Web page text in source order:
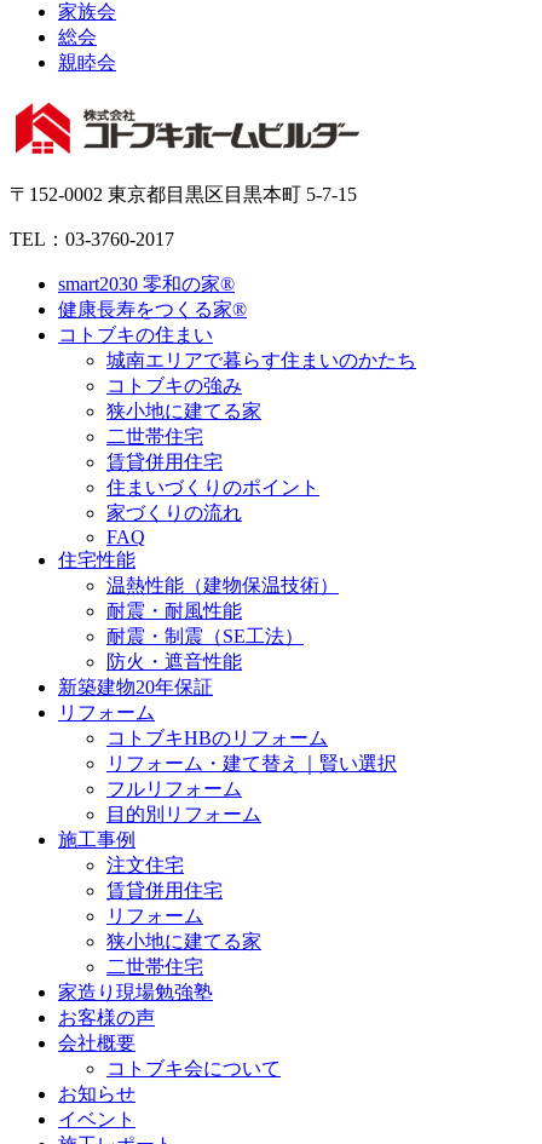
家族会
総会
親睦会
〒152-0002 東京都目黒区目黒本町 5-7-15
TEL：03-3760-2017
smart2030 零和の家®
健康長寿をつくる家®
コトブキの住まい
城南エリアで暮らす住まいのかたち
コトブキの強み
狭小地に建てる家
二世帯住宅
賃貸併用住宅
住まいづくりのポイント
家づくりの流れ
FAQ
住宅性能
温熱性能（建物保温技術）
耐震・耐風性能
耐震・制震（SE工法）
防火・遮音性能
新築建物20年保証
リフォーム
コトブキHBのリフォーム
リフォーム・建て替え｜賢い選択
フルリフォーム
目的別リフォーム
施工事例
注文住宅
賃貸併用住宅
リフォーム
狭小地に建てる家
二世帯住宅
家造り現場勉強塾
お客様の声
会社概要
コトブキ会について
お知らせ
イベント